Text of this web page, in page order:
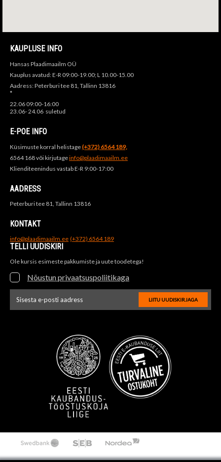
KAUPLUSE INFO
Hansas Plaadimaailm OÜ
Kauplus avatud: E-R 09:00-19.00; L 10.00-15.00
Aadress: Peterburi tee 81, Tallinn 13816
*
22.06 09:00-16:00
23.06- 24.06 suletud
E-POE INFO
Küsimuste korral helistage(+372) 6564 189,
6564 168 või kirjutageinfo@plaadimaailm.ee
Klienditeenindus vastab E-R 9:00-17:00
AADRESS
Peterburi tee 81, Tallinn 13816
KONTAKT
info@plaadimaailm.ee (+372) 6564 189
TELLI UUDISKIRI
Ole kursis esimeste pakkumiste ja uute toodetega!
Nõustun privaatsuspoliitikaga
LIITU UUDISKIRJAGA